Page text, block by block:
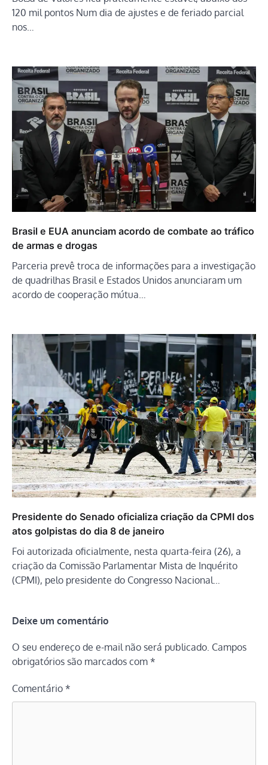
120 mil pontos Num dia de ajustes e de feriado parcial
nos…
Brasil e EUA anunciam acordo de combate ao tráfico
de armas e drogas
Parceria prevê troca de informações para a investigação
de quadrilhas Brasil e Estados Unidos anunciaram um
acordo de cooperação mútua…
Presidente do Senado oficializa criação da CPMI dos
atos golpistas do dia 8 de janeiro
Foi autorizada oficialmente, nesta quarta-feira (26), a
criação da Comissão Parlamentar Mista de Inquérito
(CPMI), pelo presidente do Congresso Nacional…
Deixe um comentário
O seu endereço de e-mail não será publicado. Campos
obrigatórios são marcados com *
Comentário *